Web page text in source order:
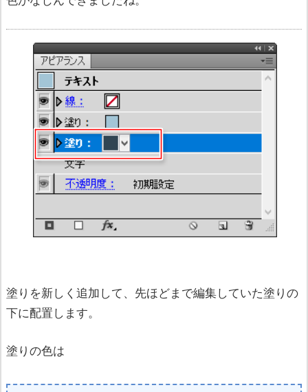
塗りを新しく追加して、先ほどまで編集していた塗りの
下に配置します。
塗りの色は